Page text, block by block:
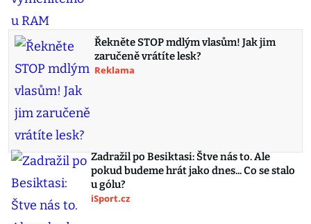
Řekněte STOP mdlým vlasům! Jak jim
zaručeně vrátíte lesk?
Reklama
Zadražil po Besiktasi: Štve nás to. Ale
pokud budeme hrát jako dnes... Co se stalo
u gólu?
iSport.cz